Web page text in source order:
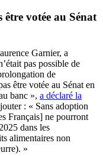
votée au Sénat
Garnier, a
pas possible de
de
être votée au Sénat en
banc », a déclaré la
: « Sans adoption
Français] ne pourront
dans les
alimentaires non
»